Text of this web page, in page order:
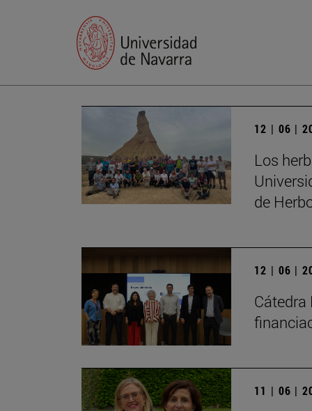
12 | 06 |
Los
de
12 | 06 |
Cátedra
11 | 06 |